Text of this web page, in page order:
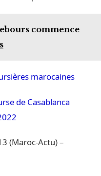
commence
marocaines
de Casablanca
(Maroc-Actu) –